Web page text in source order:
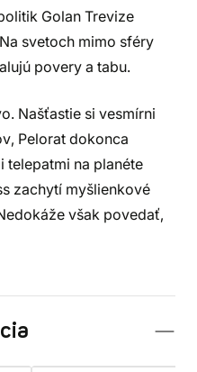
Golan Trevize
svetoch mimo sféry
povery a tabu.
Našťastie si vesmírni
Pelorat dokonca
telepatmi na planéte
zachytí myšlienkové
však povedať,